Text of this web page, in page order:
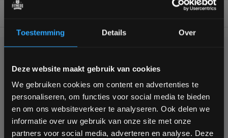
Toestemming Details Over
Deze website maakt gebruik van cookies
We gebruiken cookies om content en advertenties te
personaliseren, om functies voor social media te bieden
en om ons websiteverkeer te analyseren. Ook delen we
informatie over uw gebruik van onze site met onze
partners voor social media, adverteren en analyse. Deze
BESCHRIJVING
+31 (0)24 645 1309
Bam! 5% korting op je volgende
bestelling
Schrijf je in voor onze nieuwsbrief om op de hoogte te
blijven over onze nieuwe producten, deals en meer
interessante info. Ontvang 5% korting op je eerstvolgende
aankoop! 😀